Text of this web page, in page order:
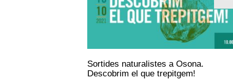
Sortides naturalistes a Osona.
Descobrim el que trepitgem!